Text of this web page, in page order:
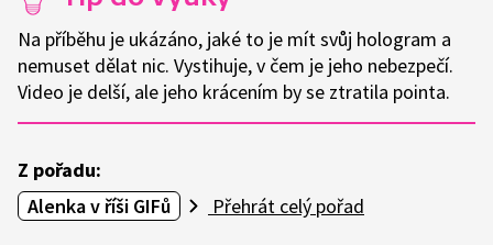
Na příběhu je ukázáno, jaké to je mít svůj hologram a
nemuset dělat nic. Vystihuje, v čem je jeho nebezpečí.
Video je delší, ale jeho krácením by se ztratila pointa.
Z pořadu:
Alenka v říši GIFů
Přehrát celý pořad